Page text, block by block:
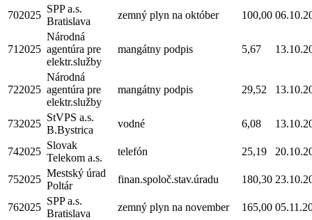
702025
SPP a.s.
Bratislava
zemný plyn na október 100,00
712025
Národná
agentúra pre
elektr.služby
mangátny podpis 5,67
722025
Národná
agentúra pre
elektr.služby
mangátny podpis 29,52
732025
StVPS a.s.
B.Bystrica
vodné 6,08
742025
Slovak
Telekom a.s.
telefón 25,19
752025
Mestský úrad
Poltár
finan.spoloč.stav.úradu 180,30
762025
SPP a.s.
Bratislava
zemný plyn na november 165,00